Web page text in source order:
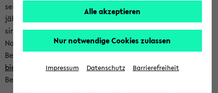
seit 2023 verleiht das Rektorat der Universität Bielefeld
jährlich den Nachhaltigkeitspreis für Abschlussarbeiten. Sie
sind herzlich eingeladen sich mit Ihrer Abschlussarbeit beim
Nachhaltigkeitsbüro zu bewerben. Bitte nutzen Sie für Ihre
Bewerbung dieses Formular<https://formulare.uni-
bielefeld.de/frontend-server/form/provide/913/>. Die
Bewerbungsfrist endet am 30.09.2026.
Alle akzeptieren
Nur notwendige Cookies zulassen
Impressum Datenschutz Barrierefreiheit